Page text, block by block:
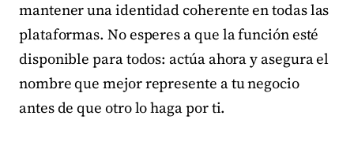
mantener una identidad coherente en todas las
plataformas. No esperes a que la función esté
disponible para todos: actúa ahora y asegura el
nombre que mejor represente a tu negocio
antes de que otro lo haga por ti.